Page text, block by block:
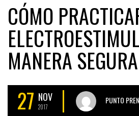
CÓMO
MANERA SEGURA
27 NOV
2017
PUNTO